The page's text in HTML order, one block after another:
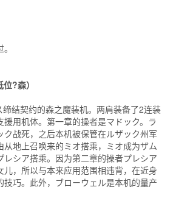
?森）
结契约的森之魔装机。两肩装备了2连装
援用机体。第一章的操者是マドック。ラ
ク战死，之后本机被保管在ルザック州军
从地上召唤来的ミオ搭乘，ミオ成为ザム
レシア搭乘。因为第二章的操者プレシア
儿，所以与本来应用范围相违背，在近身
技巧。此外，ブローウェル是本机的量产